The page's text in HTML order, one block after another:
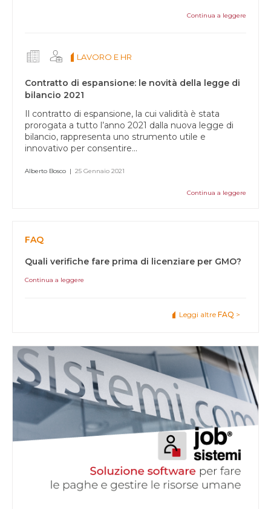
Continua a leggere
LAVORO E HR
Contratto di espansione: le novità della legge di
bilancio 2021
Il contratto di espansione, la cui validità è stata
prorogata a tutto l’anno 2021 dalla nuova legge di
bilancio, rappresenta uno strumento utile e
innovativo per consentire...
Alberto Bosco | 25 Gennaio 2021
Continua a leggere
FAQ
Quali verifiche fare prima di licenziare per GMO?
Continua a leggere
Leggi altre FAQ >